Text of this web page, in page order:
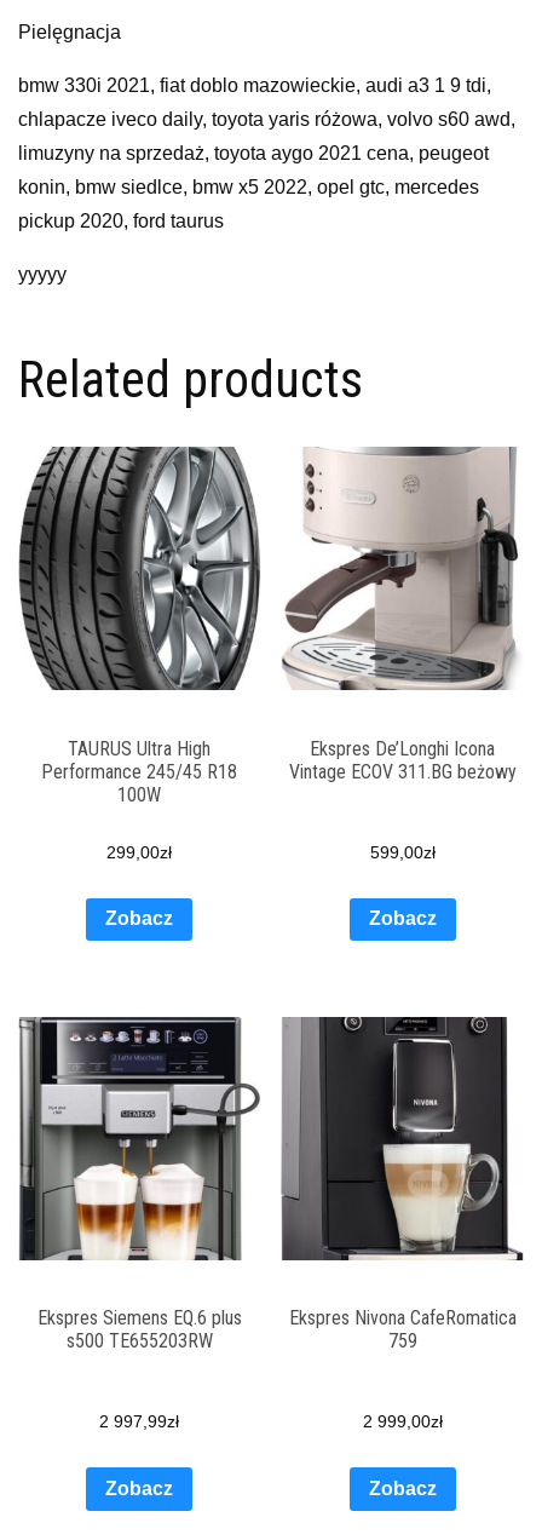
Pielęgnacja
bmw 330i 2021, fiat doblo mazowieckie, audi a3 1 9 tdi,
chlapacze iveco daily, toyota yaris różowa, volvo s60 awd,
limuzyny na sprzedaż, toyota aygo 2021 cena, peugeot
konin, bmw siedlce, bmw x5 2022, opel gtc, mercedes
pickup 2020, ford taurus
yyyyy
Related products
TAURUS Ultra High
Performance 245/45 R18
100W
299,00zł
Zobacz
Ekspres De’Longhi Icona
Vintage ECOV 311.BG beżowy
599,00zł
Zobacz
Ekspres Siemens EQ.6 plus
s500 TE655203RW
2 997,99zł
Zobacz
Ekspres Nivona CafeRomatica
759
2 999,00zł
Zobacz